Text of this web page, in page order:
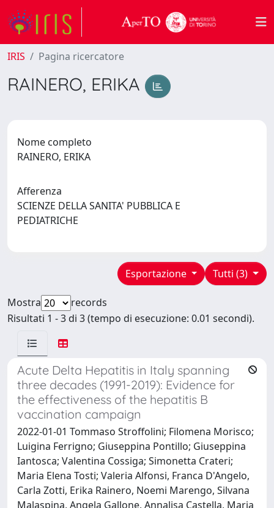
IRIS Pagina ricercatore
RAINERO, ERIKA
Nome completo
RAINERO, ERIKA
Afferenza
SCIENZE DELLA SANITA' PUBBLICA E
PEDIATRICHE
Tutti (3)
Esportazione
Mostra
records
Risultati 1 - 3 di 3 (tempo di esecuzione: 0.01 secondi).
Acute Delta Hepatitis in Italy spanning
three decades (1991-2019): Evidence for
the effectiveness of the hepatitis B
vaccination campaign
2022-01-01 Tommaso Stroffolini; Filomena Morisco;
Luigina Ferrigno; Giuseppina Pontillo; Giuseppina
Iantosca; Valentina Cossiga; Simonetta Crateri;
Maria Elena Tosti; Valeria Alfonsi, Franca D'Angelo,
Carla Zotti, Erika Rainero, Noemi Marengo, Silvana
Malaspina, Angela Gallone, Annalisa Castella, Maria